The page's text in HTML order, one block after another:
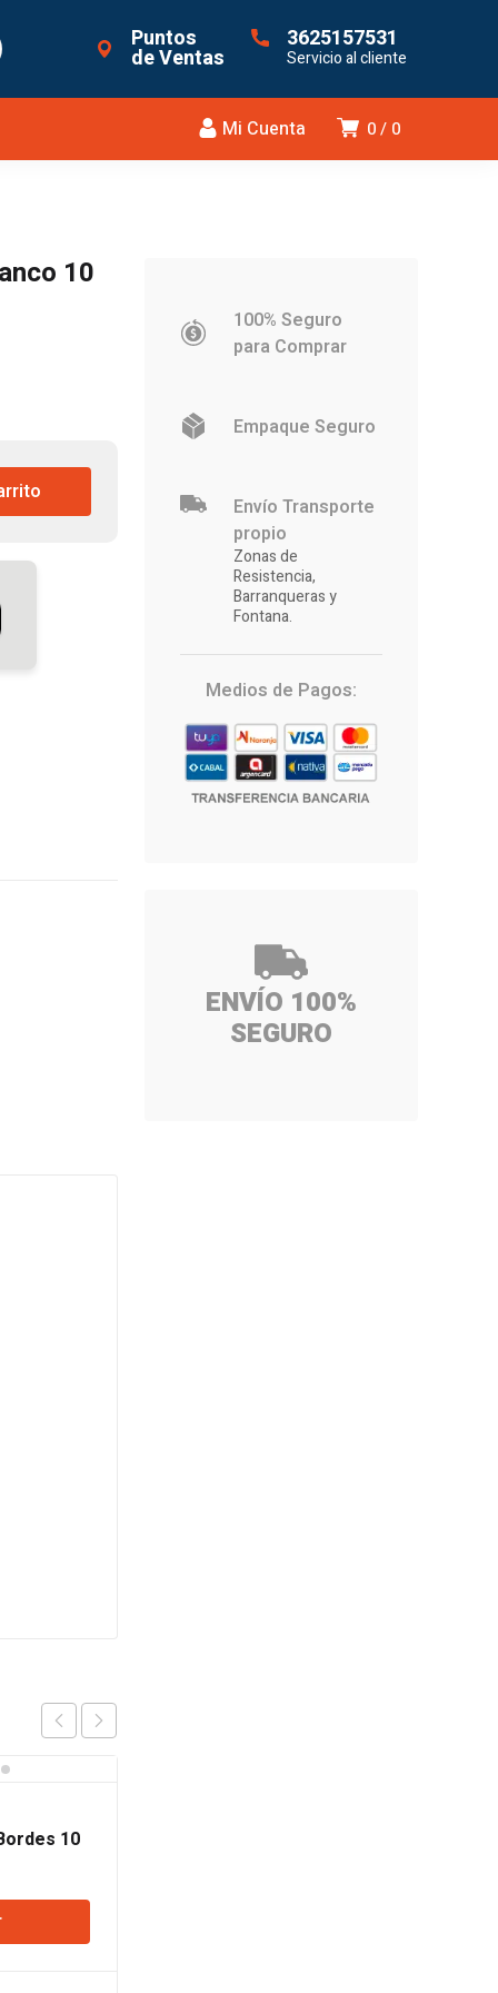
Puntos
de Ventas
3625157531
Servicio al cliente
0 0
Mi Cuenta
10
10
100% Seguro
para Comprar
Empaque Seguro
Envío Transporte
propio
Zonas de
Resistencia,
Barranqueras y
Fontana.
Medios de Pagos:
ENVÍO 100%
SEGURO